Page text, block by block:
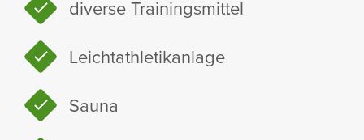
diverse Trai­nings­mittel
Leicht­ath­le­tik­an­lage
Sauna